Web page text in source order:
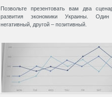
Позвольте презентовать вам два
развития экономики Украины.
негативный, другой – позитивный.